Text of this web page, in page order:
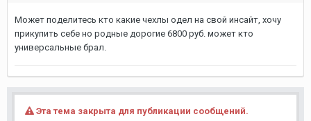
Может поделитесь кто какие чехлы одел на свой инсайт, хочу
прикупить себе но родные дорогие 6800 руб. может кто
универсальные брал.
Эта тема закрыта для публикации сообщений.